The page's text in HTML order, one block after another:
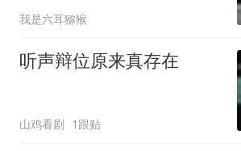
我是六耳猕猴
听声辩位原来真存在
山鸡看剧 1跟贴